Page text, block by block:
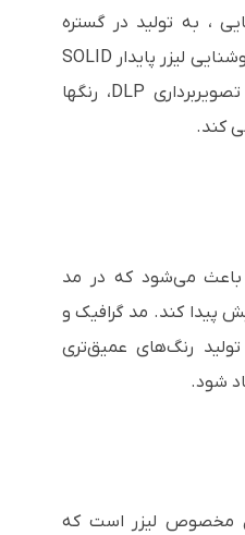
، به تولید در گستره
وسیع می رسد. همراه با روشنایی لیزر پایدار SOLID
SHINE و یکنواختی برتر تصویربرداری DLP، رنگها
کند.
می‌شود که در مد
پیدا کند. مد گرافیک و
رنگ‌های عمیق‌تری
شود.
مخصوص لیزر است که